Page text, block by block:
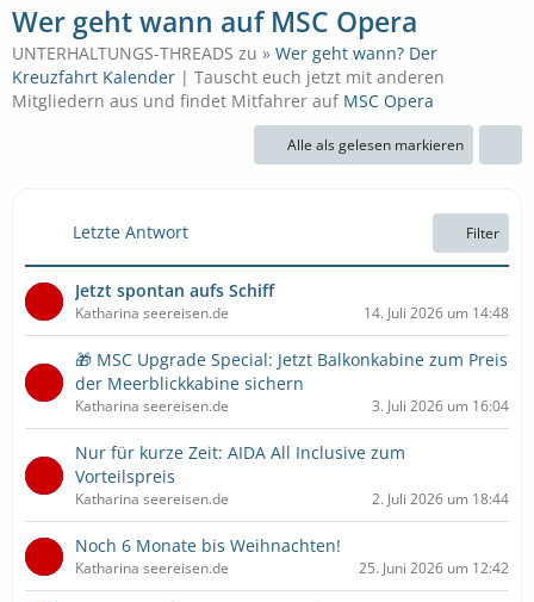
Wer geht wann auf MSC Opera
UNTERHALTUNGS-THREADS zu » Wer geht wann? Der
Kreuzfahrt Kalender | Tauscht euch jetzt mit anderen
Mitgliedern aus und findet Mitfahrer auf MSC Opera
Alle als gelesen markieren
Letzte Antwort Filter
Jetzt spontan aufs Schiff
Katharina seereisen.de 14. Juli 2026 um 14:48
🎁 MSC Upgrade Special: Jetzt Balkonkabine zum Preis
der Meerblickkabine sichern
Katharina seereisen.de 3. Juli 2026 um 16:04
Nur für kurze Zeit: AIDA All Inclusive zum
Vorteilspreis
Katharina seereisen.de 2. Juli 2026 um 18:44
Noch 6 Monate bis Weihnachten!
Katharina seereisen.de 25. Juni 2026 um 12:42